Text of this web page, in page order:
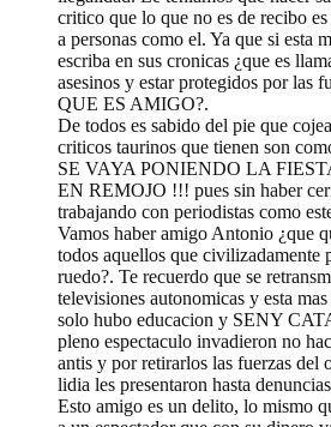
critico que lo que no es de recibo
a personas como el. Ya que si esta
escriba en sus cronicas ¿que es
asesinos y estar protegidos por las
QUE ES AMIGO?.
De todos es sabido del pie que
criticos taurinos que tienen son
SE VAYA PONIENDO LA
EN REMOJO !!! pues sin haber
trabajando con periodistas como
Vamos haber amigo Antonio ¿que
todos aquellos que civilizadamente
ruedo?. Te recuerdo que se
televisiones autonomicas y esta
solo hubo educacion y SENY
pleno espectaculo invadieron no
antis y por retirarlos las fuerzas del
lidia les presentaron hasta
Esto amigo es un delito, lo mismo